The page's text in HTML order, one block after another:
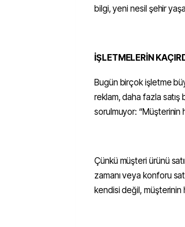
bilgi, yeni nesil şehir
İŞLETMELERİN
Bugün birçok işletme
reklam, daha fazla satış
sorulmuyor:
Çünkü müşteri ürünü
zamanı veya konforu
kendisi değil, müşterinin